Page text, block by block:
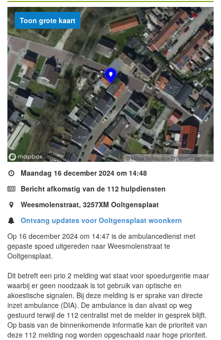
Maandag 16 december 2024 om 14:48
Bericht afkomstig van de 112 hulpdiensten
Weesmolenstraat, 3257XM Ooltgensplaat
Ontvang updates voor Ooltgensplaat woonkern
Op 16 december 2024 om 14:47 is de ambulancedienst met
gepaste spoed uitgereden naar Weesmolenstraat te
Ooltgensplaat.
Dit betreft een prio 2 melding wat staat voor spoedurgentie maar
waarbij er geen noodzaak is tot gebruik van optische en
akoestische signalen. Bij deze melding is er sprake van directe
inzet ambulance (DIA). De ambulance is dan alvast op weg
gestuurd terwijl de 112 centralist met de melder in gesprek blijft.
Op basis van de binnenkomende informatie kan de prioriteit van
deze 112 melding nog worden opgeschaald naar hoge prioriteit.
Toon grote kaart